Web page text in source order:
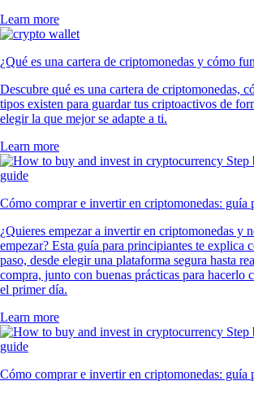
Learn more
¿Qué es una cartera de criptomonedas y cómo
Descubre qué es una cartera de criptomonedas,
tipos existen para guardar tus criptoactivos de
elegir la que mejor se adapte a ti.
Learn more
Cómo comprar e invertir en criptomonedas: guía
¿Quieres empezar a invertir en criptomonedas y
empezar? Esta guía para principiantes te explica
paso, desde elegir una plataforma segura hasta
compra, junto con buenas prácticas para hacerlo
el primer día.
Learn more
Cómo comprar e invertir en criptomonedas: guía